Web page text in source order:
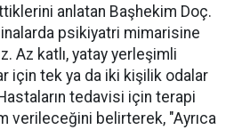
anlatan Başhekim Doç.
psikiyatri mimarisine
Az katlı, yatay yerleşimli
için tek ya da iki kişilik odalar
tedavisi için terapi
verileceğini belirterek, "Ayrıca